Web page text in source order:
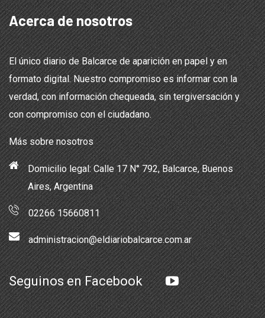
Acerca de nosotros
El único diario de Balcarce de aparición en papel y en
formato digital. Nuestro compromiso es informar con la
verdad, con información chequeada, sin tergiversación y
con compromiso con el ciudadano.
Más sobre nosotros
Domicilio legal: Calle 17 N° 792, Balcarce, Buenos
Aires, Argentina
02266 15660811
administracion@eldiariobalcarce.com.ar
Seguinos en Facebook